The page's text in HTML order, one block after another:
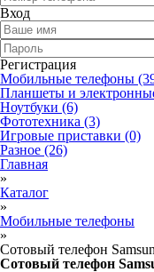
Вход
Регистрация
Мобильные телефоны
Планшеты и
Ноутбуки (6)
Фототехника (3)
Игровые приставки (0)
Разное (26)
Главная
»
Каталог
»
Мобильные телефоны
»
Сотовый телефон
Сотовый телефон